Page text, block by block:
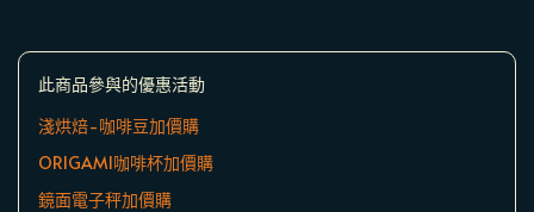
此商品參與的優惠活動
淺烘焙-咖啡豆加價購
ORIGAMI咖啡杯加價購
鏡面電子秤加價購